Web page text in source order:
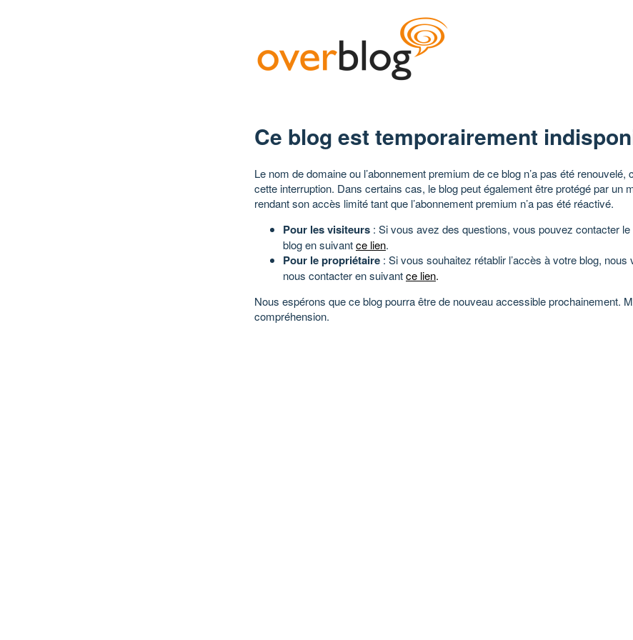
Ce blog est temporairement
Le nom de domaine ou l’abonnement premium de ce blog n’a pas été renouvelé,
cette interruption. Dans certains cas, le blog peut également être protégé par un
rendant son accès limité tant que l’abonnement premium n’a pas été réactivé.
Pour les visiteurs : Si vous avez des questions, vous pouvez contacter le
blog en suivantce lien.
Pour le propriétaire : Si vous souhaitez rétablir l’accès à votre blog, nous
nous contacter en suivantce lien.
Nous espérons que ce blog pourra être de nouveau accessible prochainement.
compréhension.